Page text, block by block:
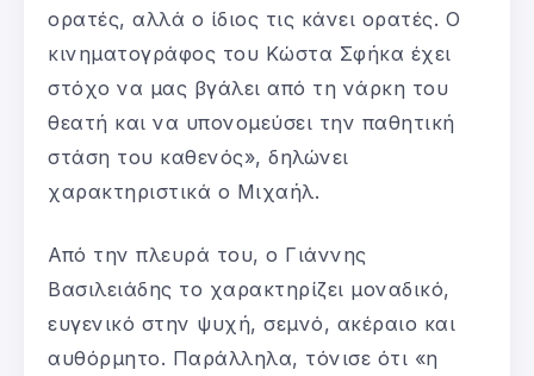
ορατές, αλλά ο ίδιος τις κάνει ορατές. Ο
κινηματογράφος του Κώστα Σφήκα έχει
στόχο να μας βγάλει από τη νάρκη του
θεατή και να υπονομεύσει την παθητική
στάση του καθενός», δηλώνει
χαρακτηριστικά ο Μιχαήλ.
Από την πλευρά του, ο Γιάννης
Βασιλειάδης το χαρακτηρίζει μοναδικό,
ευγενικό στην ψυχή, σεμνό, ακέραιο και
αυθόρμητο. Παράλληλα, τόνισε ότι «η